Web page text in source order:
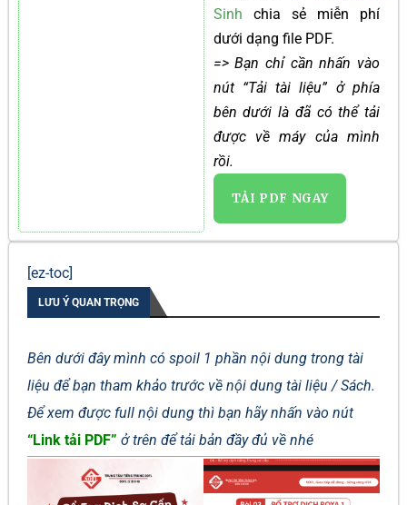
Sinh chia sẻ miễn phí
dưới dạng file PDF.
=> Bạn chỉ cần nhấn vào
nút “Tải tài liệu” ở phía
bên dưới là đã có thể tải
được về máy của mình
rồi.
TẢI PDF NGAY
[ez-toc]
LƯU Ý QUAN TRỌNG
Bên dưới đây mình có spoil 1 phần nội dung trong tài
liệu để bạn tham khảo trước về nội dung tài liệu / Sách.
Để xem được full nội dung thì bạn hãy nhấn vào nút
“Link tải PDF” ở trên để tải bản đầy đủ về nhé